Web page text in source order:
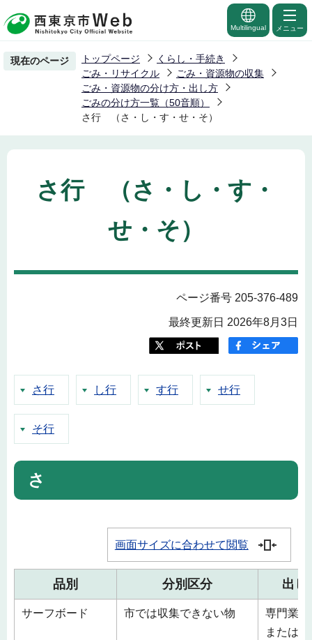
の
ー
Multilingual メニュー
現在のページ トップページ
くらし・手続き
ごみ・リサイクル
ごみ・資源物の収集
ごみ・資源物の分け方・出し方
ごみの分け方一覧（50音順）
さ行 （さ・し・す・せ・そ）
さ行 （さ・し・す・
せ・そ）
ページ番号 205-376-489
最終更新日 2026年8月3日
さ行 し行 す行 せ行
そ行
さ
画面サイズに合わせて閲覧
品別 分別区分 出し
サーフボード 市では収集できない物
専門業
または